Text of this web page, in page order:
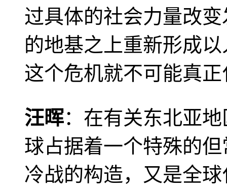
过具体的社会力量改
的地基之上重新形成
这个危机就不可能真
汪晖：在有关东北亚
球占据着一个特殊的
冷战的构造，又是全